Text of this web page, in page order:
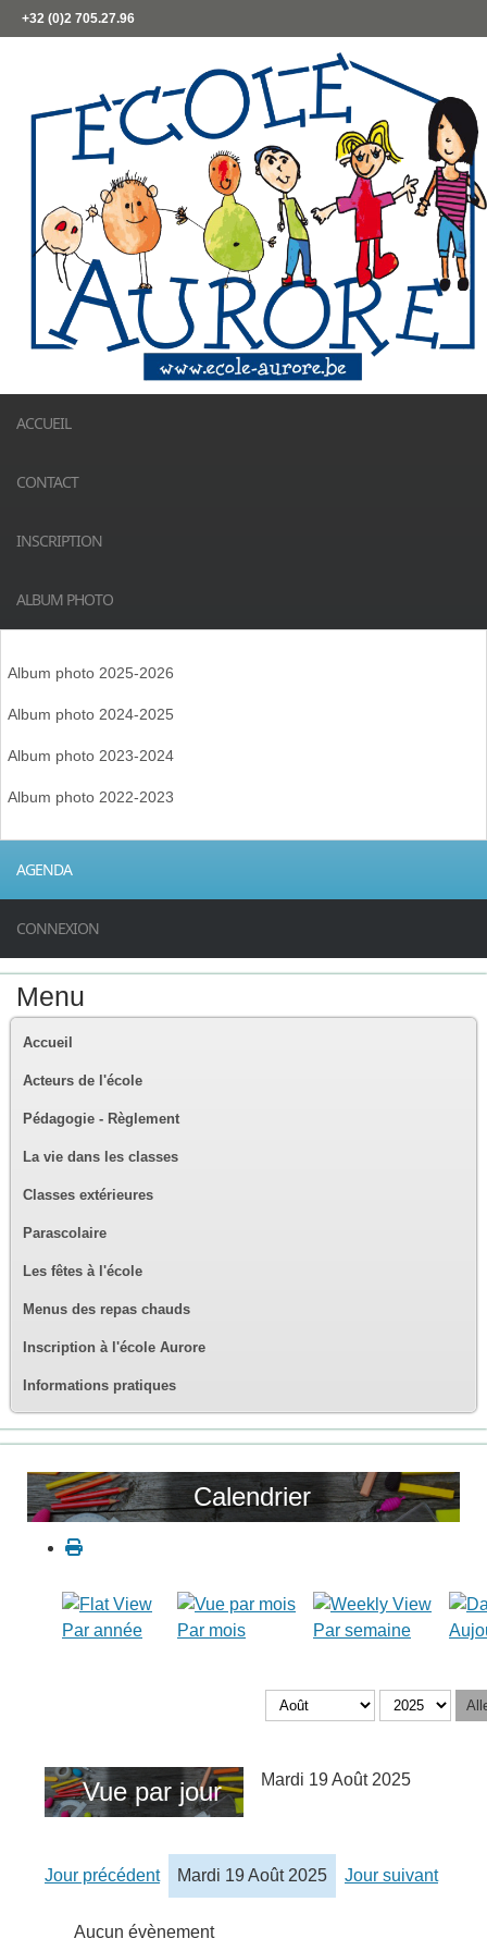
+32 (0)2 705.27.96
ACCUEIL
CONTACT
INSCRIPTION
ALBUM PHOTO
Album photo 2025-2026
Album photo 2024-2025
Album photo 2023-2024
Album photo 2022-2023
AGENDA
CONNEXION
Menu
Accueil
Acteurs de l'école
Pédagogie - Règlement
La vie dans les classes
Classes extérieures
Parascolaire
Les fêtes à l'école
Menus des repas chauds
Inscription à l'école Aurore
Informations pratiques
Calendrier
Par année Par mois Par semaine
Vue par jour Mardi 19 Août 2025
Jour précédent Mardi 19 Août 2025 Jour suivant
Aucun évènement